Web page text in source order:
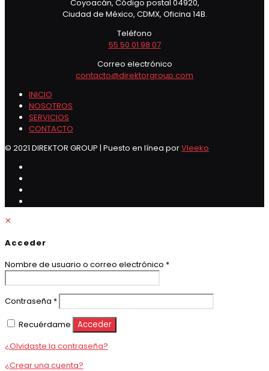
Coyoacán, Código postal 04920,
Ciudad de México, CDMX, Oficina 14B.
Teléfono
55 50 01 98 07
Correo electrónico
contacto@direktorgroup.com
INICIO
NOSOTROS
SERVICIOS
CONTACTO
© 2021 DIREKTOR GROUP | Puesto en línea porVleeko
✕
Acceder
Nombre de usuario o correo electrónico *Obligatorio
Contraseña *Obligatorio
Recuérdame
Acceder
¿Olvidaste la contraseña?
¿Crear una cuenta?